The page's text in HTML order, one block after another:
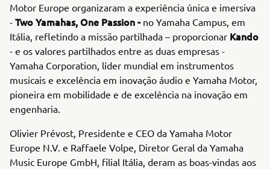
Motor Europe organizaram a experiência única e imersiva
- Two Yamahas, One Passion -no Yamaha Campus, em
Itália, refletindo a missão partilhada – proporcionar Kando
- e os valores partilhados entre as duas empresas -
Yamaha Corporation, líder mundial em instrumentos
musicais e excelência em inovação áudio e Yamaha Motor,
pioneira em mobilidade e de excelência na inovação em
engenharia.
Olivier Prévost, Presidente e CEO da Yamaha Motor
Europe N.V. e Raffaele Volpe, Diretor Geral da Yamaha
Music Europe GmbH, filial Itália, deram as boas-vindas aos